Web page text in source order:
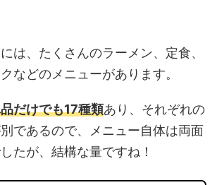
は、たくさんのラーメン、定食、
などのメニューがあります。
だけでも17種類あり、それぞれの
であるので、メニュー自体は両面
たが、結構な量ですね！